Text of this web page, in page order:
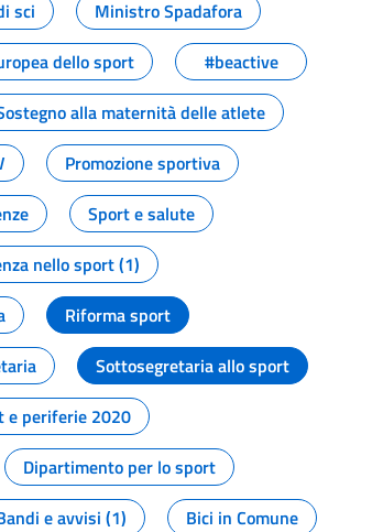
sci
Ministro Spadafora
dello sport
#beactive
alla maternità delle atlete
Promozione sportiva
Sport e salute
nello sport (1)
Riforma sport
Sottosegretaria allo sport
e periferie 2020
Dipartimento per lo sport
e avvisi (1) Bici in Comune